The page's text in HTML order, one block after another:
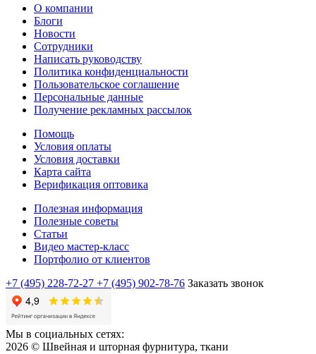
О компании
Блоги
Новости
Сотрудники
Написать руководству
Политика конфиденциальности
Пользовательское соглашение
Персональные данные
Получение рекламных рассылок
Помощь
Условия оплаты
Условия доставки
Карта сайта
Верификация оптовика
Полезная информация
Полезные советы
Статьи
Видео мастер-класс
Портфолио от клиентов
+7 (495) 228-72-27 +7 (495) 902-78-76 Заказать звонок
Мы в социальных сетях:
2026 © Швейная и шторная фурнитура, ткани